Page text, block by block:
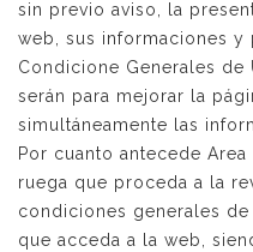
sin previo aviso, la
web, sus informaciones y
Condicione Generales de
serán para mejorar la
simultáneamente las
Por cuanto antecede
ruega que proceda a la
condiciones generales
que acceda a la web,